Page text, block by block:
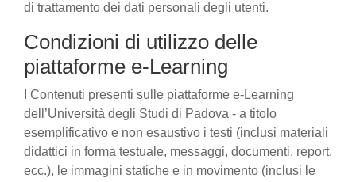
di trattamento dei dati personali degli utenti.
Condizioni di utilizzo delle
piattaforme e-Learning
I Contenuti presenti sulle piattaforme e-Learning
dell’Università degli Studi di Padova - a titolo
esemplificativo e non esaustivo i testi (inclusi materiali
didattici in forma testuale, messaggi, documenti, report,
ecc.), le immagini statiche e in movimento (inclusi le